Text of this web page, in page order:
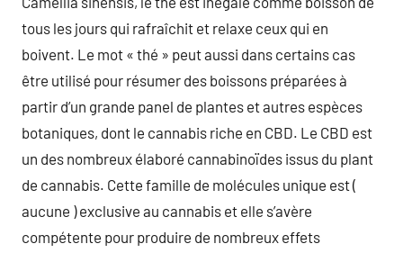
tous les jours qui rafraîchit et relaxe ceux qui en
boivent. Le mot « thé » peut aussi dans certains cas
être utilisé pour résumer des boissons préparées à
partir d’un grande panel de plantes et autres espèces
botaniques, dont le cannabis riche en CBD. Le CBD est
un des nombreux élaboré cannabinoïdes issus du plant
de cannabis. Cette famille de molécules unique est (
aucune ) exclusive au cannabis et elle s’avère
compétente pour produire de nombreux effets